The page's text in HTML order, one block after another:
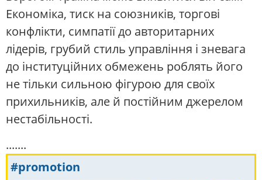
Економіка, тиск на союзників, торгові
конфлікти, симпатії до авторитарних
лідерів, грубий стиль управління і зневага
до інституційних обмежень роблять його
не тільки сильною фігурою для своїх
прихильників, але й постійним джерелом
нестабільності.
.......
#promotion